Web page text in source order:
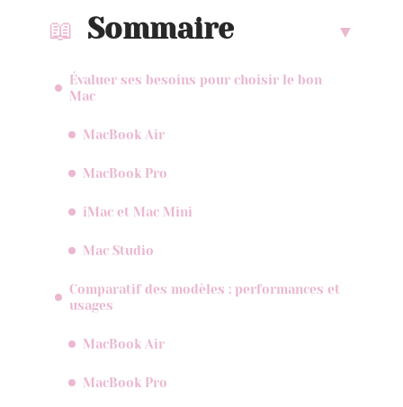
Sommaire
Évaluer ses besoins pour choisir le bon
Mac
MacBook Air
MacBook Pro
iMac et Mac Mini
Mac Studio
Comparatif des modèles : performances et
usages
MacBook Air
MacBook Pro